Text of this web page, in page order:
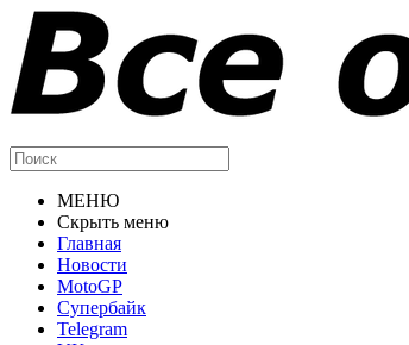
МЕНЮ
Скрыть меню
Главная
Новости
MotoGP
Супербайк
Telegram